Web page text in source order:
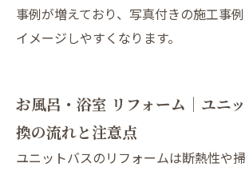
事例が増えており、写真付きの施工事
イメージしやすくなります。
お風呂・浴室 リフォーム｜ユニ
換の流れと注意点
ユニットバスのリフォームは断熱性や